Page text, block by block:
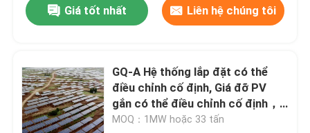
Giá tốt nhất Liên hệ chúng tôi
GQ-A Hệ thống lắp đặt có thể
điều chỉnh cố định, Giá đỡ PV
gắn có thể điều chỉnh cố định，
Tuổi thọ của hệ thống: >25 năm
MOQ：1MW hoặc 33 tấn